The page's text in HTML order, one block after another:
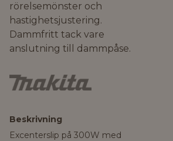
rörelsemönster och
hastighetsjustering.
Dammfritt tack vare
anslutning till dammpåse.
Beskrivning
Excenterslip på 300W med